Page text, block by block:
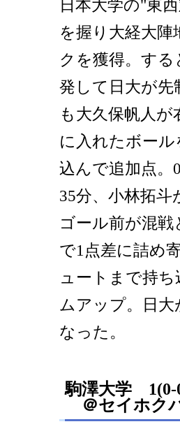
日本大学の"東
を握り大経大陣
クを獲得。す
発して日大が先
も大久保帆人
に入れたボー
込んで追加点。
35分、小林拓
ゴール前が混
で1点差に詰め
ュートまで持
ムアップ。日大
なった。
駒澤大学
＠セイホク